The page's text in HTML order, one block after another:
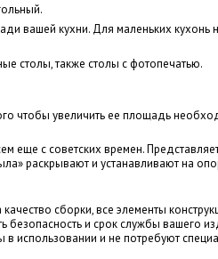
вашей кухни. Для маленьких кухонь
столы, также столы с фотопечатью.
чтобы увеличить ее площадь
еще с советских времен.
раскрывают и устанавливают на
сборки, все элементы
безопасность и срок службы вашего
использовании и не потребуют